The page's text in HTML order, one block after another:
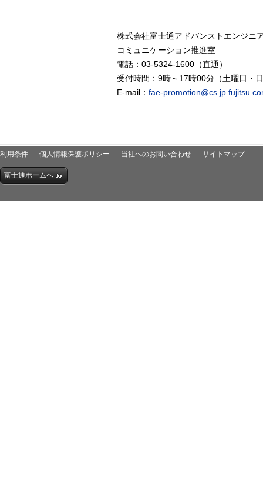
株式会社富士通アドバンストエンジニ
コミュニケーション推進室
電話：03-5324-1600（直通）
受付時間：9時～17時00分（土曜日・
E-mail： fae-
利用条件 個人情報保護ポリシー 当社へのお問い合わせ サイトマップ
富士通ホームへ